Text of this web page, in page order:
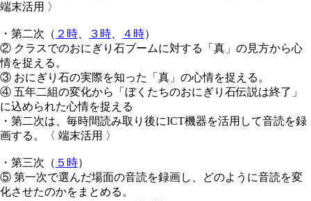
端末活用 〉
・第二次（ ２時 ３時 ４時）
② クラスでのおにぎり石ブームに対する「真」の見方から心
情を捉える。
③ おにぎり石の実際を知った「真」の心情を捉える。
④ 五年二組の変化から「ぼくたちのおにぎり石伝説は終了」
に込められた心情を捉える
・第二次は、毎時間読み取り後にICT機器を活用して音読を録
画する。
〈 端末活用 〉
・第三次（ ５時）
⑤ 第一次で選んだ場面の音読を録画し、どのように音読を変
化させたのかをまとめる。